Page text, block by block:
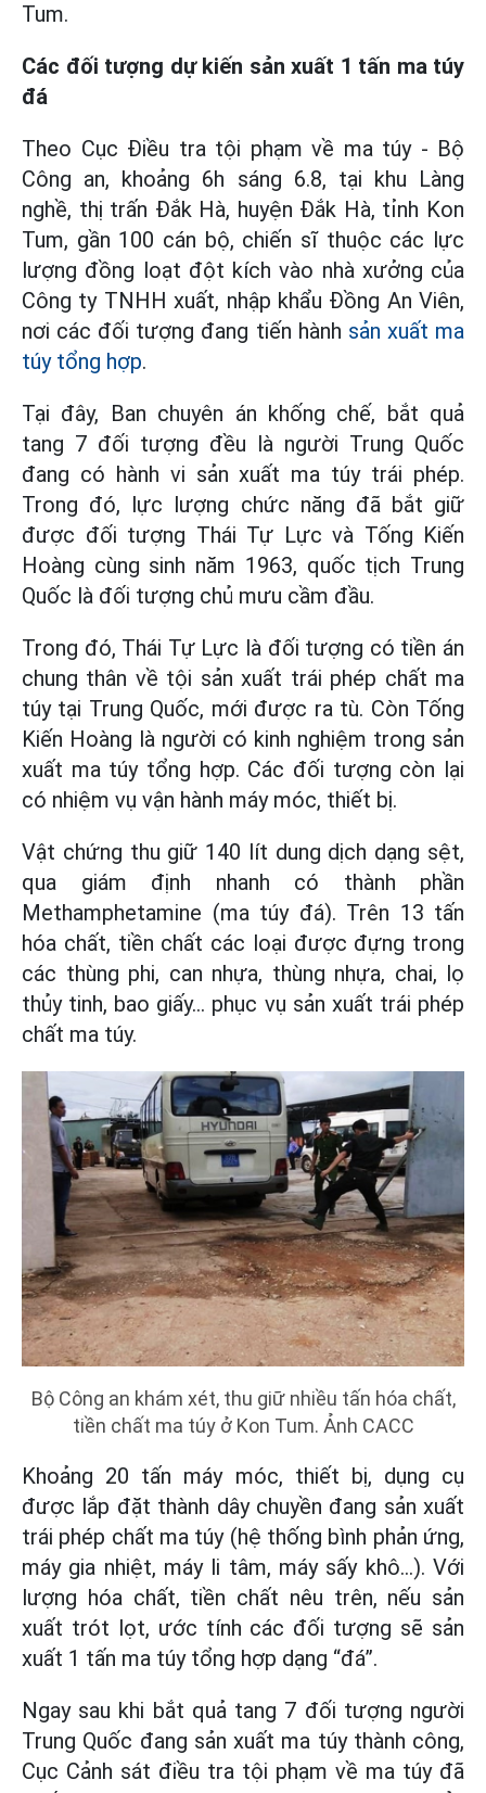
Tum.
Các đối tượng dự kiến sản xuất 1 tấn ma túy
đá
Theo Cục Điều tra tội phạm về ma túy - Bộ
Công an, khoảng 6h sáng 6.8, tại khu Làng
nghề, thị trấn Đắk Hà, huyện Đắk Hà, tỉnh Kon
Tum, gần 100 cán bộ, chiến sĩ thuộc các lực
lượng đồng loạt đột kích vào nhà xưởng của
Công ty TNHH xuất, nhập khẩu Đồng An Viên,
nơi các đối tượng đang tiến hành sản xuất ma
túy tổng hợp.
Tại đây, Ban chuyên án khống chế, bắt quả
tang 7 đối tượng đều là người Trung Quốc
đang có hành vi sản xuất ma túy trái phép.
Trong đó, lực lượng chức năng đã bắt giữ
được đối tượng Thái Tự Lực và Tống Kiến
Hoàng cùng sinh năm 1963, quốc tịch Trung
Quốc là đối tượng chủ mưu cầm đầu.
Trong đó, Thái Tự Lực là đối tượng có tiền án
chung thân về tội sản xuất trái phép chất ma
túy tại Trung Quốc, mới được ra tù. Còn Tống
Kiến Hoàng là người có kinh nghiệm trong sản
xuất ma túy tổng hợp. Các đối tượng còn lại
có nhiệm vụ vận hành máy móc, thiết bị.
Vật chứng thu giữ 140 lít dung dịch dạng sệt,
qua giám định nhanh có thành phần
Methamphetamine (ma túy đá). Trên 13 tấn
hóa chất, tiền chất các loại được đựng trong
các thùng phi, can nhựa, thùng nhựa, chai, lọ
thủy tinh, bao giấy… phục vụ sản xuất trái phép
chất ma túy.
Bộ Công an khám xét, thu giữ nhiều tấn hóa chất,
tiền chất ma túy ở Kon Tum. Ảnh CACC
Khoảng 20 tấn máy móc, thiết bị, dụng cụ
được lắp đặt thành dây chuyền đang sản xuất
trái phép chất ma túy (hệ thống bình phản ứng,
máy gia nhiệt, máy li tâm, máy sấy khô…). Với
lượng hóa chất, tiền chất nêu trên, nếu sản
xuất trót lọt, ước tính các đối tượng sẽ sản
xuất 1 tấn ma túy tổng hợp dạng “đá”.
Ngay sau khi bắt quả tang 7 đối tượng người
Trung Quốc đang sản xuất ma túy thành công,
Cục Cảnh sát điều tra tội phạm về ma túy đã